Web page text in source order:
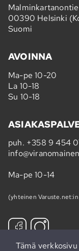
Malminkartanontie
00390 Helsinki
Suomi
AVOINNA
Ma-pe 10-20
La 10-18
Su 10-18
puh. +358 9 454
Ma-pe 10-14
(yhteinen Varuste.net:in
Tämä